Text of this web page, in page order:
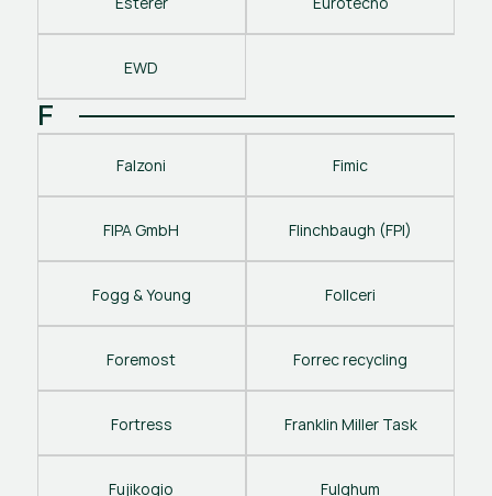
EWD
F
Falzoni Fimic
FIPA GmbH Flinchbaugh (FPI)
Fogg & Young Follceri
Foremost Forrec recycling
Fortress Franklin Miller Task
Fujikogio Fulghum